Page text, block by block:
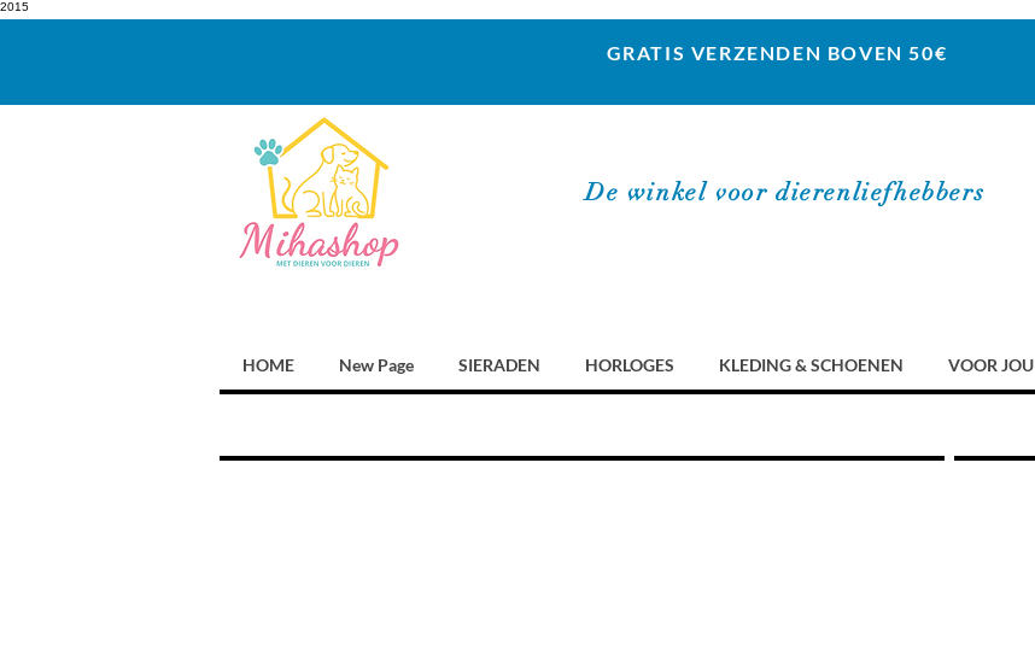
2015
GRATIS VERZENDEN BOVEN 50€
De winkel voor dierenliefhebbers
HOME New Page SIERADEN HORLOGES KLEDING & SCHOENEN VOOR JOU